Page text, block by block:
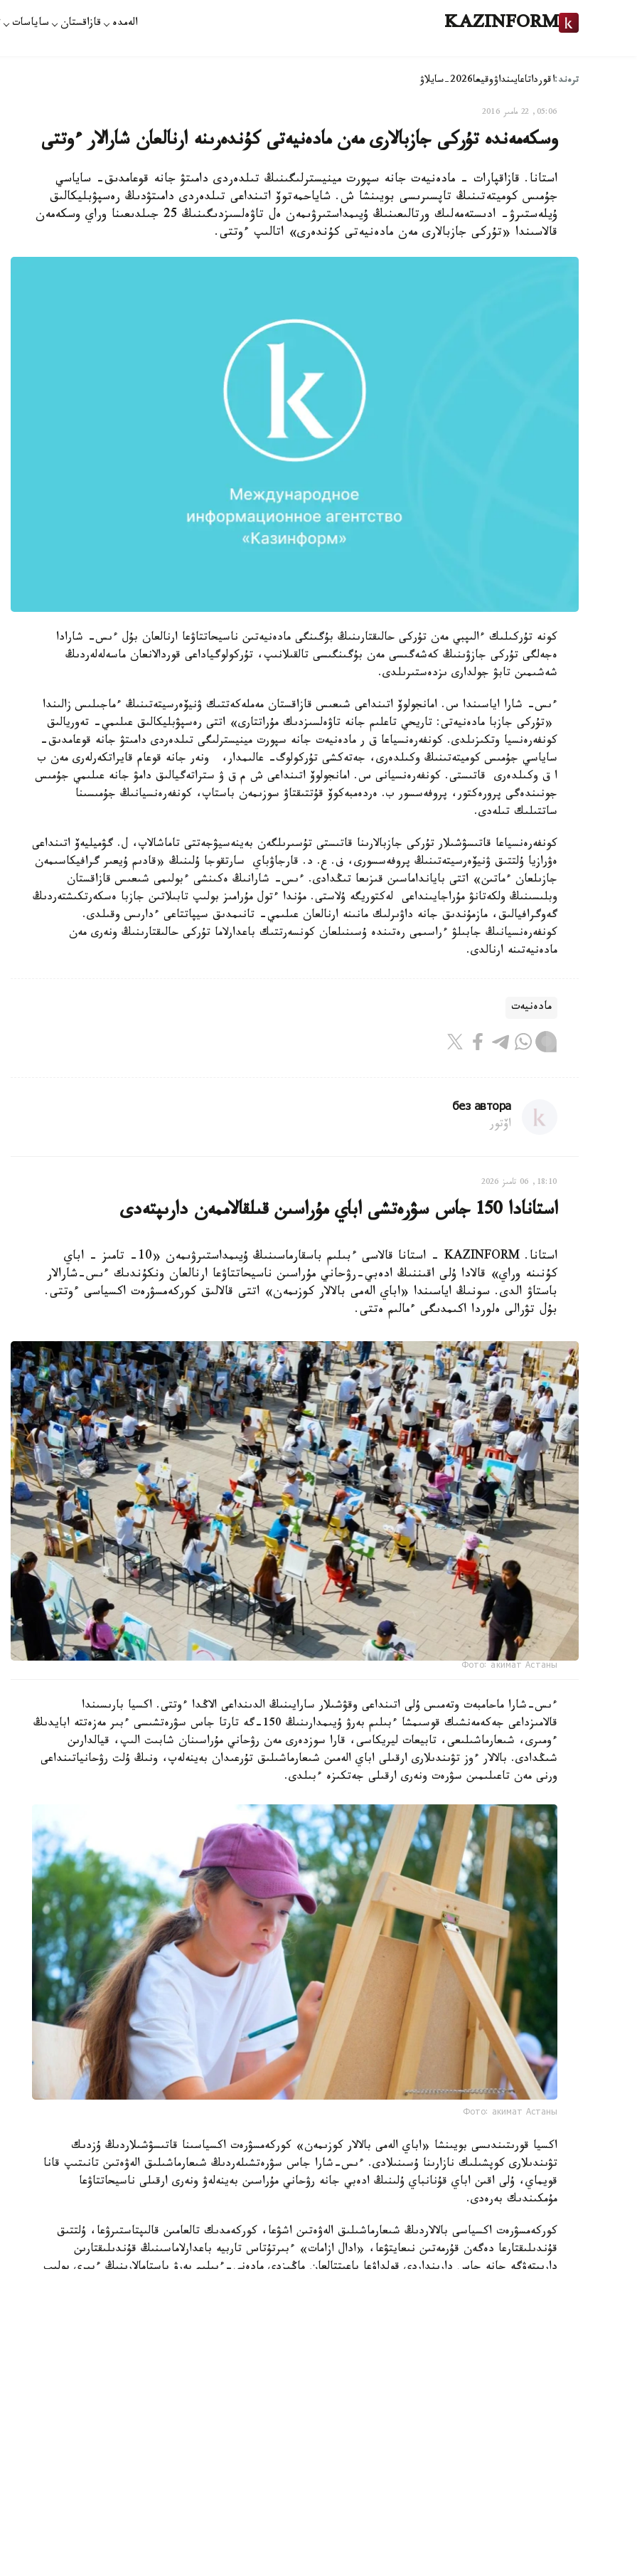
KAZINFORM الەمدە قازاقستان ساياسات
ترەند:اقورداتاعايىنداۋوقيعا2026-سايلاۋ
05:06, 22 مامىر 2016
وسكەمەندە تۇركى جازبالارى مەن مادەنيەتى كۇندەرىنە ارنالعان شارالار ءوتتى
استانا. قازاقپارات - مادەنيەت جانە سپورت مينيسترلىگىنىڭ تىلدەردى دامىتۋ جانە قوعامدىق- ساياسي
جۇمىس كوميتەتىنىڭ تاپسىرىسى بويىنشا ش. شاياحمەتوۆ اتىنداعى تىلدەردى دامىتۋدىڭ رەسپۋبليكالىق
ۇيلەستىرۋ- ادىستەمەلىك ورتالىعىنىڭ ۇيىمداستىرۋىمەن ەل تاۋەلسىزدىگىنىڭ 25 جىلدىعىنا وراي وسكەمەن
قالاسىندا «تۇركى جازبالارى مەن مادەنيەتى كۇندەرى» اتالىپ ءوتتى.
كونە تۇركىلىك ءالىپبي مەن تۇركى حالىقتارىنىڭ بۇگىنگى مادەنيەتىن ناسيحاتتاۋعا ارنالعان بۇل ءىس- شارادا
ەجەلگى تۇركى جازۋىنىڭ كەشەگىسى مەن بۇگىنگىسى تالقىلانىپ، تۇركولوگياداعى قوردالانعان ماسەلەلەردىڭ
شەشىمىن تابۋ جولدارى ىزدەستىرىلدى.
ءىس- شارا اياسىندا س. امانجولوۆ اتىنداعى شىعىس قازاقستان مەملەكەتتىك ۋنيۆەرسيتەتىنىڭ ءماجىلىس زالىندا
«تۇركى جازبا مادەنيەتى: تاريحي تاعلىم جانە تاۋەلسىزدىك مۇراتتارى» اتتى رەسپۋبليكالىق عىلىمي- تەوريالىق
كونفەرەنسيا وتكىزىلدى. كونفەرەنسياعا ق ر مادەنيەت جانە سپورت مينيسترلىگى تىلدەردى دامىتۋ جانە قوعامدىق-
ساياسي جۇمىس كوميتەتىنىڭ وكىلدەرى، جەتەكشى تۇركولوگ- عالىمدار، ونەر جانە قوعام قايراتكەرلەرى مەن ب
ا ق وكىلدەرى قاتىستى. كونفەرەنسيانى س. امانجولوۆ اتىنداعى ش م ق ۋ ستراتەگيالىق دامۋ جانە عىلىمي جۇمىس
جونىندەگى پرورەكتور، پروفەسسور ب. ەردەمبەكوۆ قۇتتىقتاۋ سوزىمەن باستاپ، كونفەرەنسيانىڭ جۇمىسىنا
ساتتىلىك تىلەدى.
كونفەرەنسياعا قاتىسۋشىلار تۇركى جازبالارىنا قاتىستى تۇسىرىلگەن بەينەسيۋجەتتى تاماشالاپ، ل. گۋميليەۆ اتىنداعى
ەۋرازيا ۇلتتىق ۋنيۆەرسيتەتىنىڭ پروفەسسورى، ف. ع. د. قارجاۋباي سارتقوجا ۇلىنىڭ «قادىم ۇيعىر گرافيكاسىمەن
جازىلعان ءماتىن» اتتى بايانداماسىن قىزىعا تىڭدادى. ءىس- شارانىڭ ەكىنشى ءبولىمى شىعىس قازاقستان
وبلىسىنىڭ ولكەتانۋ مۇراجايىنداعى لەكتوريگە ۇلاستى. مۇندا ءتول مۇرامىز بولىپ تابىلاتىن جازبا ەسكەرتكىشتەردىڭ
گەوگرافيالىق، مازمۇندىق جانە داۋىرلىك مانىنە ارنالعان عىلىمي- تانىمدىق سيپاتتاعى ءدارىس وقىلدى.
كونفەرەنسيانىڭ جابىلۋ ءراسىمى رەتىندە ۇسىنىلعان كونسەرتتىك باعدارلاما تۇركى حالىقتارىنىڭ ونەرى مەن
مادەنيەتىنە ارنالدى.
مادەنيەت
без автора
اۆتور
18:10, 06 تامىز 2026
استانادا 150 جاس سۋرەتشى اباي مۇراسىن قىلقالاممەن دارىپتەدى
استانا. KAZINFORM - استانا قالاسى ءبىلىم باسقارماسىنىڭ ۇيىمداستىرۋىمەن «10- تامىز - اباي
كۇنىنە وراي» قالادا ۇلى اقىننىڭ ادەبي-رۋحاني مۇراسىن ناسيحاتتاۋعا ارنالعان ونكۇندىك ءىس-شارالار
باستاۋ الدى. سونىڭ اياسىندا «اباي الەمى بالالار كوزىمەن» اتتى قالالىق كوركەمسۋرەت اكسياسى ءوتتى.
بۇل تۋرالى ەلوردا اكىمدىگى ءمالىم ەتتى.
Фото: акимат Астаны
ءىس-شارا ماحامبەت وتەمىس ۇلى اتىنداعى وقۋشىلار سارايىنىڭ الدىنداعى الاڭدا ءوتتى. اكسيا بارىسىندا
قالامىزداعى جەكەمەنشىك قوسىمشا ءبىلىم بەرۋ ۇيىمدارىنىڭ 150-گە تارتا جاس سۋرەتشىسى ءبىر مەزەتتە ابايدىڭ
ءومىرى، شىعارماشىلىعى، تابيعات ليريكاسى، قارا سوزدەرى مەن رۋحاني مۇراسىنان شابىت الىپ، قيالدارىن
شىڭدادى. بالالار ءوز تۋىندىلارى ارقىلى اباي الەمىن شىعارماشىلىق تۇرعىدان بەينەلەپ، ونىڭ ۇلت رۋحانياتىنداعى
ورنى مەن تاعىلىمىن سۋرەت ونەرى ارقىلى جەتكىزە ءبىلدى.
Фото: акимат Астаны
اكسيا قورىتىندىسى بويىنشا «اباي الەمى بالالار كوزىمەن» كوركەمسۋرەت اكسياسىنا قاتىسۋشىلاردىڭ ۇزدىك
تۋىندىلارى كوپشىلىك نازارىنا ۇسىنىلادى. ءىس-شارا جاس سۋرەتشىلەردىڭ شىعارماشىلىق الەۋەتىن تانىتىپ قانا
قويماي، ۇلى اقىن اباي قۇنانباي ۇلىنىڭ ادەبي جانە رۋحاني مۇراسىن بەينەلەۋ ونەرى ارقىلى ناسيحاتتاۋعا
مۇمكىندىك بەرەدى.
كوركەمسۋرەت اكسياسى بالالاردىڭ شىعارماشىلىق الەۋەتىن اشۋعا، كوركەمدىك تالعامىن قالىپتاستىرۋعا، ۇلتتىق
قۇندىلىقتارعا دەگەن قۇرمەتىن نىعايتۋعا، «ادال ازامات» ءبىرتۇتاس تاربيە باعدارلاماسىنىڭ قۇندىلىقتارىن
دارىپتەۋگە جانە جاس دارىنداردى قولداۋعا باعىتتالعان ماڭىزدى مادەني-ءبىلىم بەرۋ باستامالارىنىڭ ءبىرى بولىپ